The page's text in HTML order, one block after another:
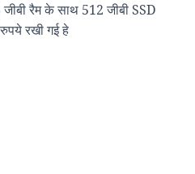
रैम के साथ 512 जीबी SSD
रखी गई हे